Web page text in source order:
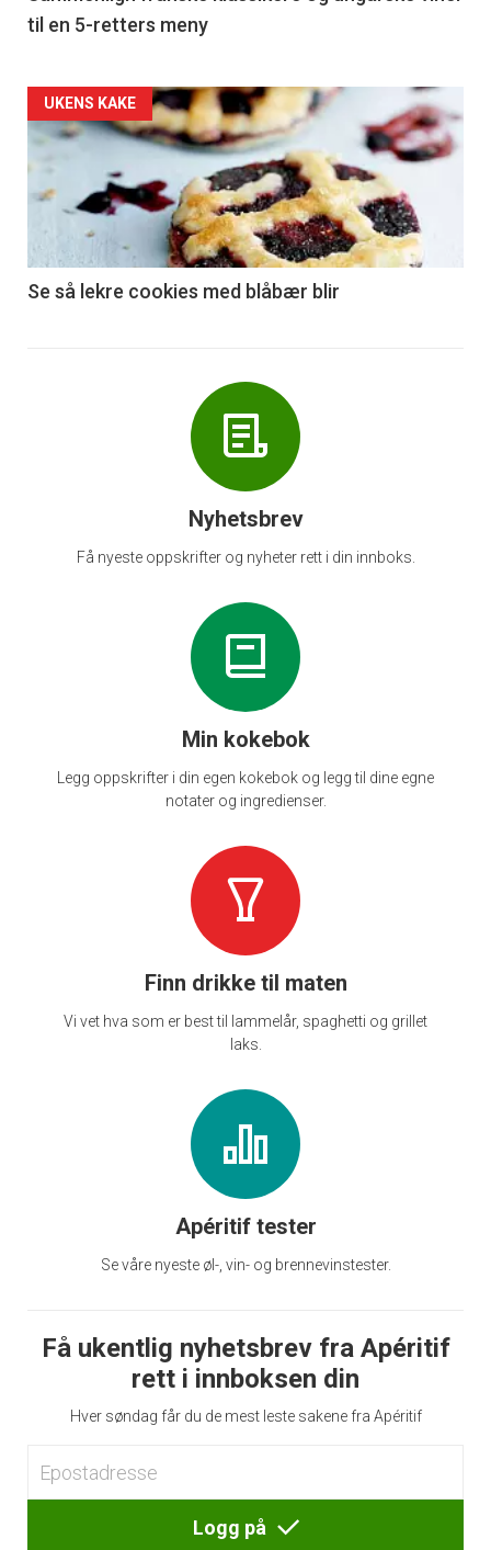
til en 5-retters meny
Forsiden
akkurat
nå
6
UKENS KAKE
Se så lekre cookies med blåbær blir
Nyhetsbrev
Få nyeste oppskrifter og nyheter rett i din innboks.
Min kokebok
Legg oppskrifter i din egen kokebok og legg til dine egne
notater og ingredienser.
Finn drikke til maten
Vi vet hva som er best til lammelår, spaghetti og grillet
laks.
Apéritif tester
Se våre nyeste øl-, vin- og brennevinstester.
Få ukentlig nyhetsbrev fra Apéritif
rett i innboksen din
Hver søndag får du de mest leste sakene fra Apéritif
Logg på